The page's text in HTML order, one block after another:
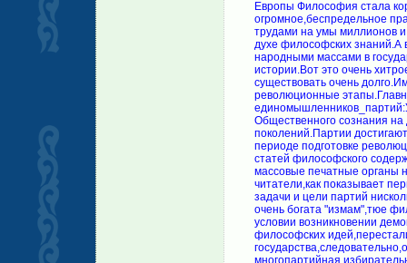
Европы Философия стала
огромное,беспредельное
трудами на умы миллионов
духе философских знаний.А
народными массами в
истории.Вот это очень
существовать очень
революционные
Общественного сознания
поколений.Партии
периоде подготовке
статей философского
массовые печатные органы
читатели,как показывает
задачи и цели партий
очень богата "измам",тюе
условии возникновении
философских
многопартийная